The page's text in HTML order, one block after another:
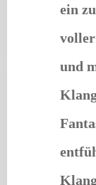
ein
und